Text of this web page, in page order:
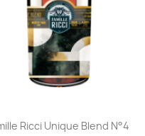
Aperçu rapide
Ricci Unique Blend N°4